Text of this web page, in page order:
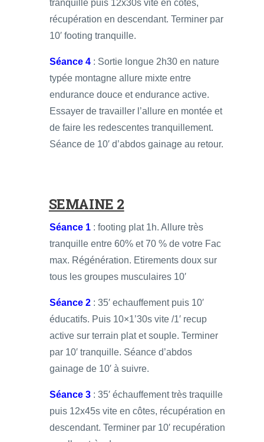
tranquille puis 12x30s vite en côtes,
récupération en descendant. Terminer par
10′ footing tranquille.
Séance 4 : Sortie longue 2h30 en nature
typée montagne allure mixte entre
endurance douce et endurance active.
Essayer de travailler l’allure en montée et
de faire les redescentes tranquillement.
Séance de 10′ d’abdos gainage au retour.
SEMAINE 2
Séance 1 : footing plat 1h. Allure très
tranquille entre 60% et 70 % de votre Fac
max. Régénération. Etirements doux sur
tous les groupes musculaires 10′
Séance 2 : 35′ echauffement puis 10′
éducatifs. Puis 10×1’30s vite /1′ recup
active sur terrain plat et souple. Terminer
par 10′ tranquille. Séance d’abdos
gainage de 10′ à suivre.
Séance 3 : 35′ échauffement très traquille
puis 12x45s vite en côtes, récupération en
descendant. Terminer par 10′ recupération